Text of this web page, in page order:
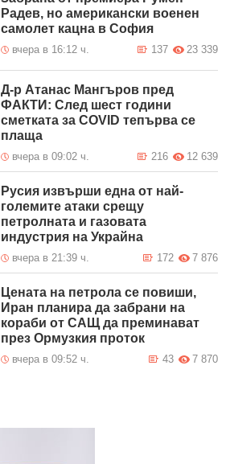
Радев, но американски военен
самолет кацна в София
вчера в 16:12 ч. 23 339
137
Д-р Атанас Мангъров пред
ФАКТИ: След шест години
сметката за COVID тепърва се
плаща
вчера в 09:02 ч. 12 639
216
Русия извърши една от най-
големите атаки срещу
петролната и газовата
индустрия на Украйна
вчера в 21:39 ч. 7 876
172
Цената на петрола се повиши,
Иран планира да забрани на
кораби от САЩ да преминават
през Ормузкия проток
вчера в 09:52 ч. 7 870
43